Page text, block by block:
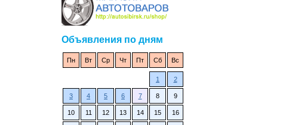
Объявления по дням
Пн Вт Ср Чт Пт Сб Вс
1 2
3 4 5 6 7 8 9
10 11 12 13 14 15 16